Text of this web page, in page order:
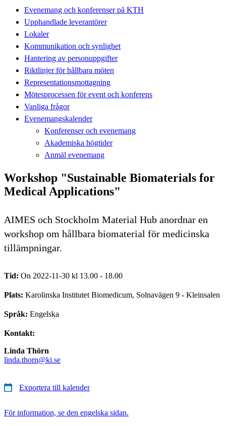
Evenemang och konferenser på KTH
Upphandlade leverantörer
Lokaler
Kommunikation och synlighet
Hantering av personuppgifter
Riktlinjer för hållbara möten
Representationsmottagning
Mötesprocessen för event och konferens
Vanliga frågor
Evenemangskalender
Konferenser och evenemang
Akademiska högtider
Anmäl evenemang
Workshop "Sustainable Biomaterials for
Medical Applications"
AIMES och Stockholm Material Hub anordnar en
workshop om hållbara biomaterial för medicinska
tillämpningar.
Tid: On 2022-11-30 kl 13.00 - 18.00
Plats: Karolinska Institutet Biomedicum, Solnavägen 9 - Kleinsalen
Språk: Engelska
Kontakt:
Linda Thörn
linda.thorn@ki.se
Exportera till kalender
För information, se den engelska sidan.